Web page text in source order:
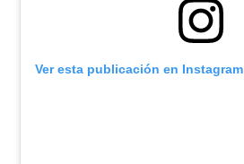
Ver esta publicación en Instagram